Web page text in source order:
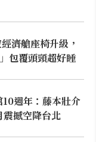
濟艙座椅升級，
包覆頭頸超好睡
週年：藤本壯介
撼空降台北